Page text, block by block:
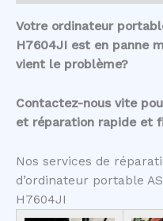
Votre ordinateur
H7604JI est en panne
vient le problème?
Contactez-nous vite
et réparation rapide et
Nos services de
d’ordinateur portable
H7604JI